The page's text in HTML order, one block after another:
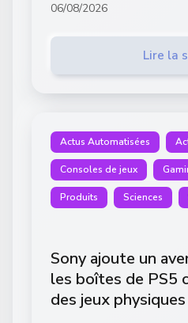
06/08/2026
Lire la
Actus Automatisées
Consoles de jeux
Produits Sciences
Sony ajoute un
les boîtes de PS5
des jeux